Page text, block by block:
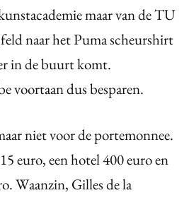
maar van de TU
naar het Puma scheurshirt
in de buurt komt.
voortaan dus besparen.
niet voor de portemonnee.
euro, een hotel 400 euro en
Waanzin, Gilles de la